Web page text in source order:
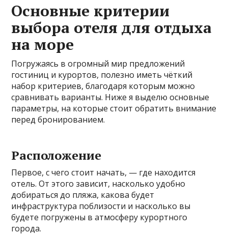
Основные критерии
выбора отеля для отдыха
на море
Погружаясь в огромный мир предложений
гостиниц и курортов, полезно иметь чёткий
набор критериев, благодаря которым можно
сравнивать варианты. Ниже я выделю основные
параметры, на которые стоит обратить внимание
перед бронированием.
Расположение
Первое, с чего стоит начать, — где находится
отель. От этого зависит, насколько удобно
добираться до пляжа, какова будет
инфраструктура поблизости и насколько вы
будете погружены в атмосферу курортного
города.